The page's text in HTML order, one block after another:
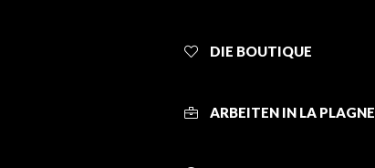
DIE BOUTIQUE
ARBEITEN IN LA PLAGNE